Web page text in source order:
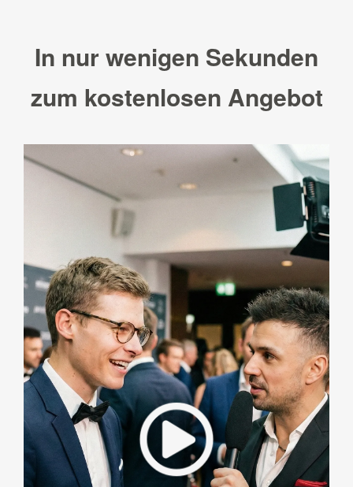
In nur wenigen Sekunden
zum kostenlosen Angebot